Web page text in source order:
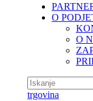
O
O
trgovina